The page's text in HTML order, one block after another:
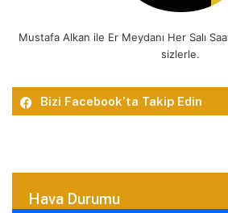
Mustafa Alkan ile Er Meydanı Her Salı
sizlerle.
Bizi Facebook’ta Takip Edin
Hava Durumu